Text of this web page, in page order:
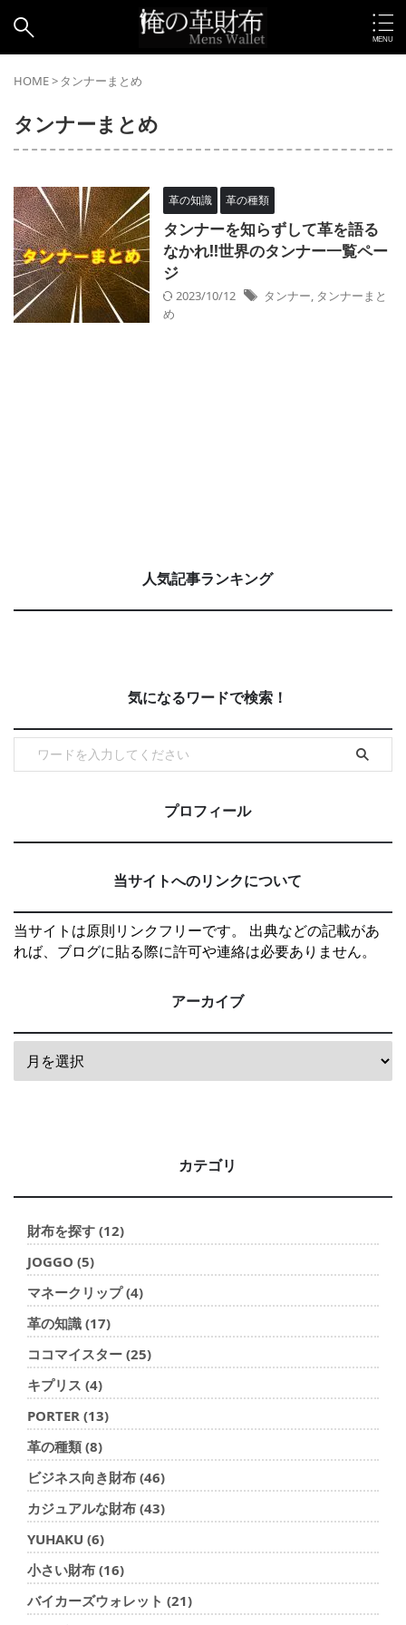
HOME> タンナーまとめ
タンナーまとめ
革の知識 革の種類
タンナーを知らずして革を語る
なかれ!!世界のタンナー一覧ペー
ジ
2023/10/12 タンナー, タンナーまと
め
人気記事ランキング
気になるワードで検索！
プロフィール
当サイトへのリンクについて
当サイトは原則リンクフリーです。 出典などの記載があ
れば、ブログに貼る際に許可や連絡は必要ありません。
アーカイブ
カテゴリ
財布を探す (12)
JOGGO (5)
マネークリップ (4)
革の知識 (17)
ココマイスター (25)
キプリス (4)
PORTER (13)
革の種類 (8)
ビジネス向き財布 (46)
カジュアルな財布 (43)
YUHAKU (6)
小さい財布 (16)
バイカーズウォレット (21)